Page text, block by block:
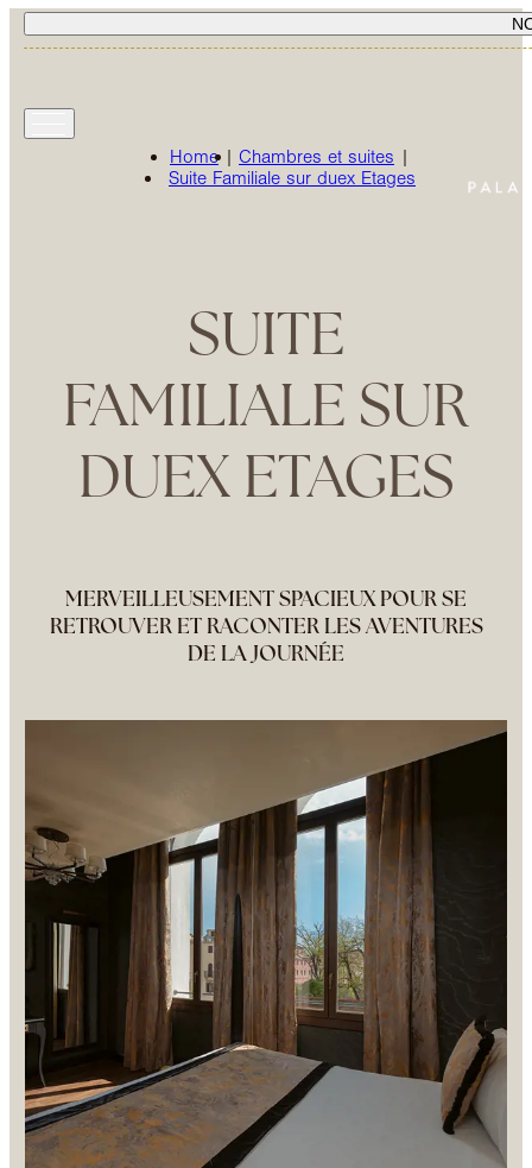
Home| Chambres et suites |
Suite Familiale sur duex Etages
SUITE
FAMILIALE SUR
DUEX ETAGES
MERVEILLEUSEMENT SPACIEUX POUR SE
RETROUVER ET RACONTER LES AVENTURES
DE LA JOURNÉE